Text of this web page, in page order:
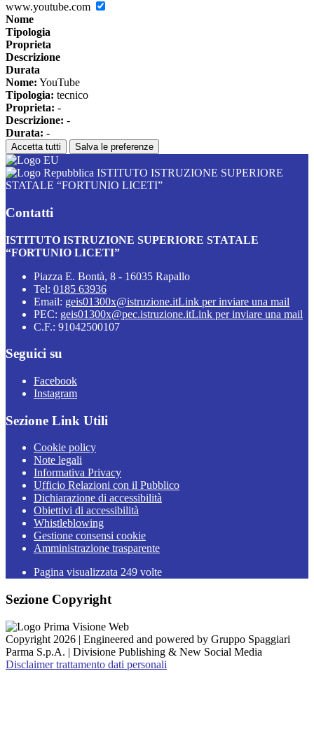
www.youtube.com
Nome
Tipologia
Proprieta
Descrizione
Durata
Nome: YouTube
Tipologia: tecnico
Proprieta: -
Descrizione: -
Durata: -
Accetta tutti Salva le preferenze
ISTITUTO ISTRUZIONE SUPERIORE
STATALE “FORTUNIO LICETI”
Contatti
ISTITUTO ISTRUZIONE SUPERIORE STATALE
“FORTUNIO LICETI”
Piazza E. Bontà, 8 - 16035 Rapallo
Tel: 0185 63936
Email: geis01300x@istruzione.itLink per inviare una mail
PEC: geis01300x@pec.istruzione.itLink per inviare una mail
C.F.: 91042500107
Seguici su
Facebook
Instagram
Sezione Link Utili
Cookie policy
Note legali
Informativa Privacy
Ufficio Relazioni con il Pubblico
Dichiarazione di accessibilità
Obiettivi di accessibilità
Whistleblowing
Gestione consensi cookie
Amministrazione trasparente
Pagina visualizzata 249 volte
Sezione Copyright
Copyright 2026 | Engineered and powered by Gruppo Spaggiari
Parma S.p.A. | Divisione Publishing & New Social Media
Disclaimer trattamento dati personali